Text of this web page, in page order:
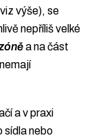
výše), se
nepříliš velké
a na část
a v praxi
sídla nebo